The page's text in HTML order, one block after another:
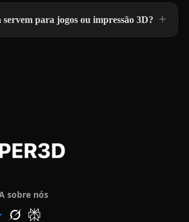
para jogos ou impressão 3D?
sobre nós